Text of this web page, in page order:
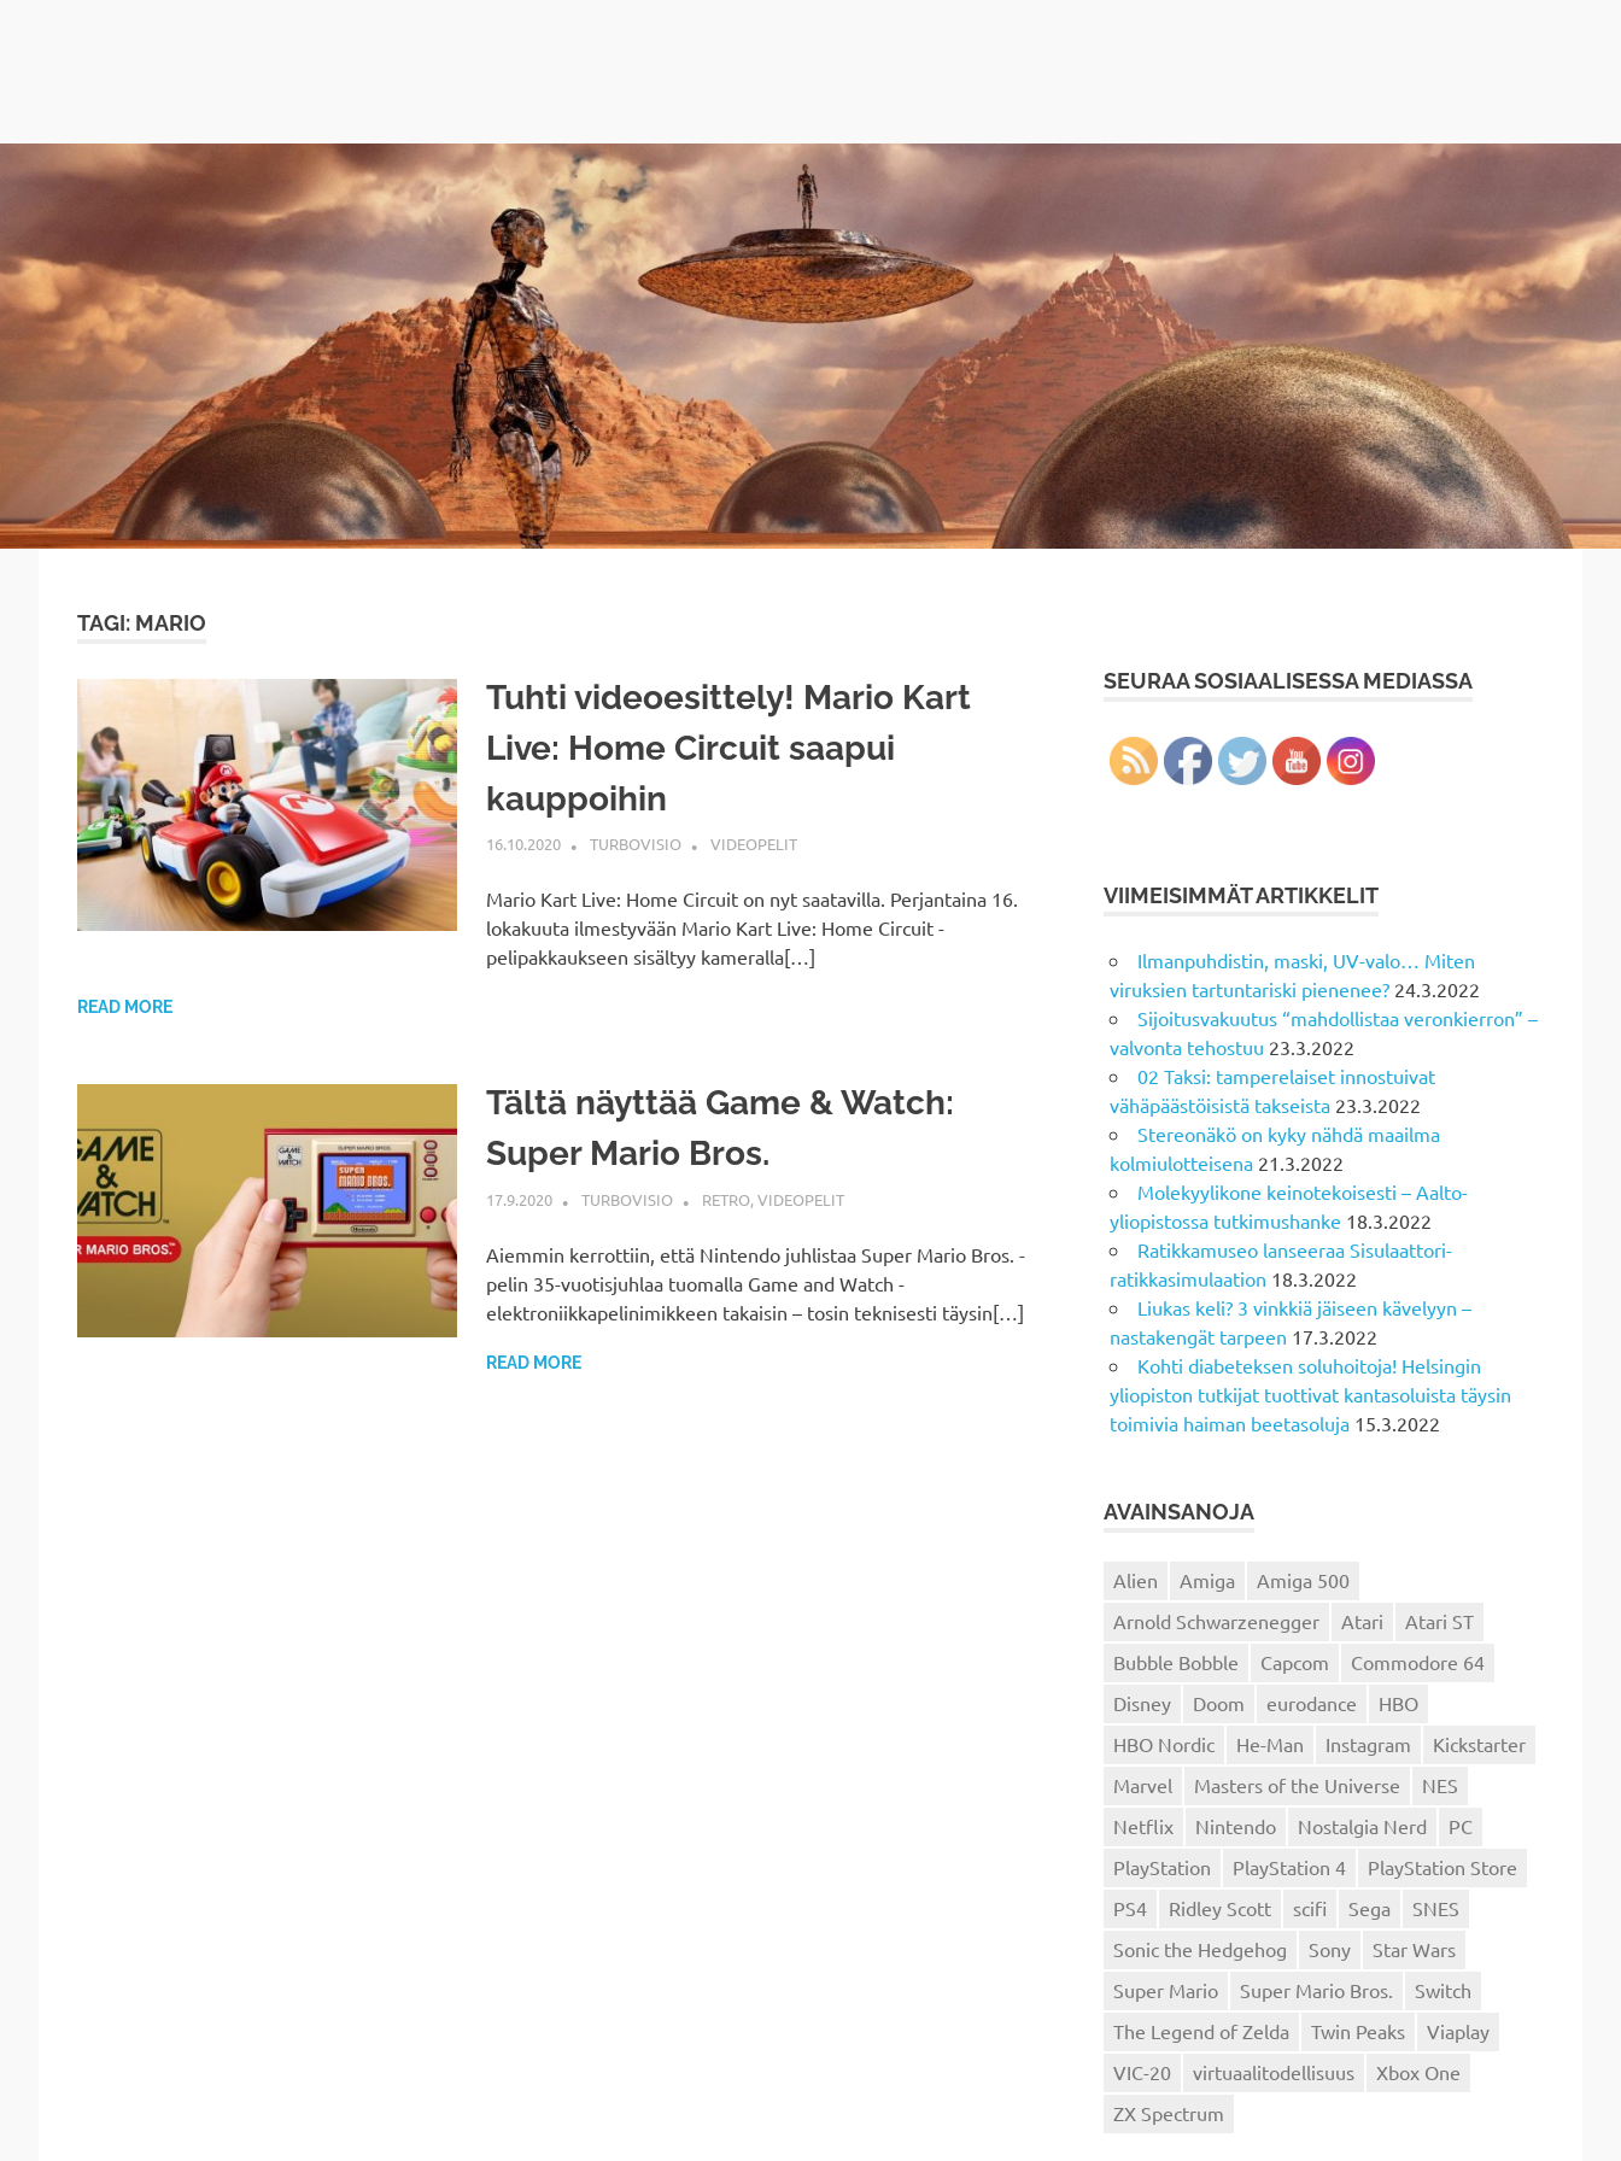
TAGI: MARIO
Tuhti videoesittely! Mario Kart
Live: Home Circuit saapui
kauppoihin
16.10.2020 TURBOVISIO VIDEOPELIT
Mario Kart Live: Home Circuit on nyt saatavilla. Perjantaina 16.
lokakuuta ilmestyvään Mario Kart Live: Home Circuit -
pelipakkaukseen sisältyy kameralla[…]
READ MORE
Tältä näyttää Game & Watch:
Super Mario Bros.
17.9.2020 TURBOVISIO RETRO,VIDEOPELIT
Aiemmin kerrottiin, että Nintendo juhlistaa Super Mario Bros. -
pelin 35-vuotisjuhlaa tuomalla Game and Watch -
elektroniikkapelinimikkeen takaisin – tosin teknisesti täysin[…]
READ MORE
SEURAA SOSIAALISESSA MEDIASSA
VIIMEISIMMÄT ARTIKKELIT
Ilmanpuhdistin, maski, UV-valo… Miten
viruksien tartuntariski pienenee? 24.3.2022
Sijoitusvakuutus “mahdollistaa veronkierron” –
valvonta tehostuu 23.3.2022
02 Taksi: tamperelaiset innostuivat
vähäpäästöisistä takseista 23.3.2022
Stereonäkö on kyky nähdä maailma
kolmiulotteisena 21.3.2022
Molekyylikone keinotekoisesti – Aalto-
yliopistossa tutkimushanke 18.3.2022
Ratikkamuseo lanseeraa Sisulaattori-
ratikkasimulaation 18.3.2022
Liukas keli? 3 vinkkiä jäiseen kävelyyn –
nastakengät tarpeen 17.3.2022
Kohti diabeteksen soluhoitoja! Helsingin
yliopiston tutkijat tuottivat kantasoluista täysin
toimivia haiman beetasoluja 15.3.2022
AVAINSANOJA
Alien Amiga
Amiga 500
Arnold Schwarzenegger
Atari
Atari ST
Bubble Bobble
Capcom
Commodore 64
Disney
Doom eurodance
HBO
HBO Nordic
He-Man Instagram
Kickstarter
Marvel
Masters of the Universe
NES
Netflix
Nintendo Nostalgia Nerd
PC
PlayStation
PlayStation 4
PlayStation Store
PS4
Ridley Scott scifi Sega
SNES
Sonic the Hedgehog
Sony
Star Wars
Super Mario
Super Mario Bros.
Switch
The Legend of Zelda
Twin Peaks
Viaplay
VIC-20
virtuaalitodellisuus
Xbox One
ZX Spectrum